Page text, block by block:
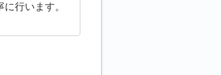
行います。